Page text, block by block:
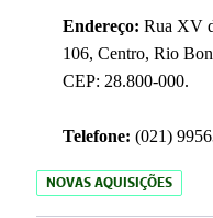
Endereço: Rua XV
106, Centro, Rio
CEP: 28.800-000.
Telefone: (021)
NOVAS AQUISIÇÕES